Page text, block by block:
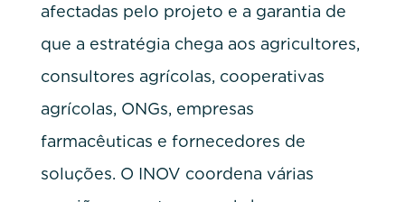
afectadas pelo projeto e a garantia de
que a estratégia chega aos agricultores,
consultores agrícolas, cooperativas
agrícolas, ONGs, empresas
farmacêuticas e fornecedores de
soluções. O INOV coordena várias